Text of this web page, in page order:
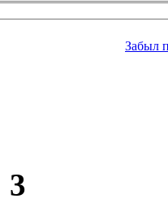
Забыл
3